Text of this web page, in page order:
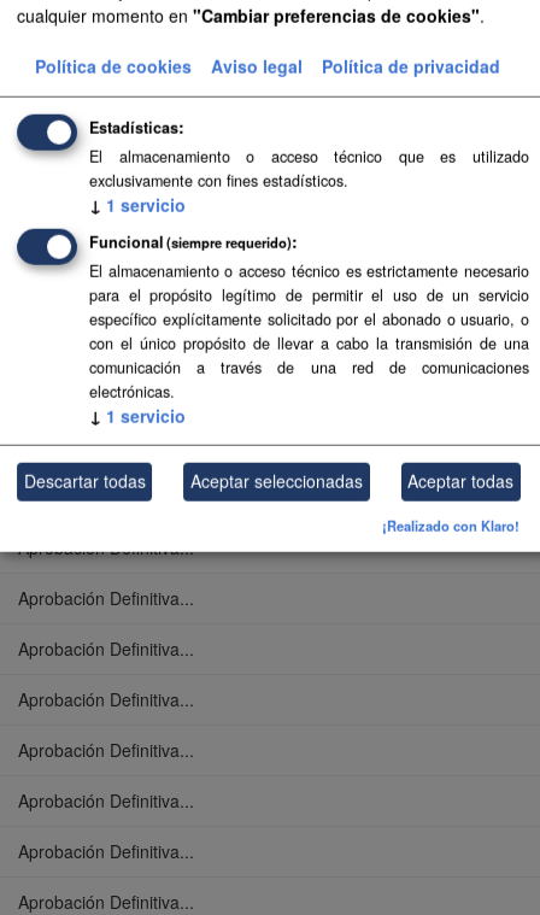
Aprobación Definitiva...
Aprobación Definitiva...
Aprobación Definitiva...
Aprobación Definitiva...
Aprobación Definitiva...
Aprobación Definitiva...
Aprobación Definitiva...
Aprobación Definitiva...
Aprobación Definitiva...
Aprobación Definitiva...
Aprobación Definitiva...
Aprobación Definitiva...
Aprobación Definitiva...
Aprobación Definitiva...
Aprobación Definitiva...
Aprobación Definitiva...
Aprobación Definitiva...
cualquier momento en "Cambiar preferencias de cookies".
Política de cookies Aviso legal Política de privacidad
Estadísticas
El almacenamiento o acceso técnico que es utilizado
exclusivamente con fines estadísticos.
↓ 1 servicio
Funcional (siempre requerido)
El almacenamiento o acceso técnico es estrictamente necesario
para el propósito legítimo de permitir el uso de un servicio
específico explícitamente solicitado por el abonado o usuario, o
con el único propósito de llevar a cabo la transmisión de una
comunicación a través de una red de comunicaciones
electrónicas.
↓ 1 servicio
Descartar todas Aceptar seleccionadas Aceptar todas
¡Realizado con Klaro!